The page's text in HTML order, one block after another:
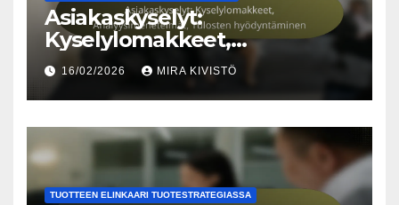
Asiakaskyselyt:
Kyselylomakkeet,
Analyysimenetelmät,
Tulosten hyödyntäminen
16/02/2026 MIRA KIVISTÖ
TUOTTEEN ELINKAARI TUOTESTRATEGIASSA